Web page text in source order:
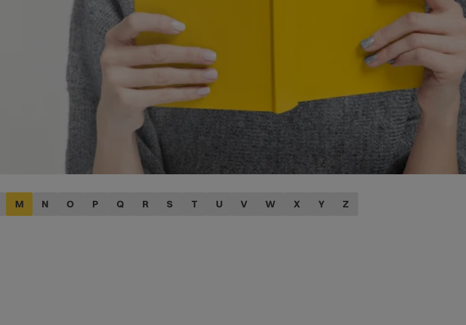
M N O P Q R S T U V W X Y Z